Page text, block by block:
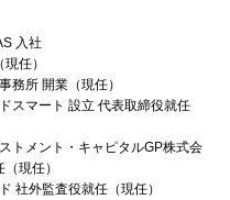
入社
任）
務所 開業（現任）
スマート 設立 代表取締役就任
トメント・キャピタルGP株式会
現任）
社外監査役就任（現任）